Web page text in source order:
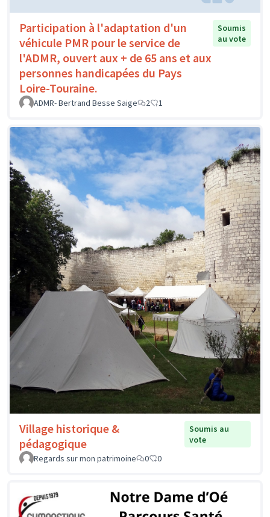
Participation à l'adaptation d'un
véhicule PMR pour le service de
l'ADMR, ouvert aux + de 65 ans et aux
personnes handicapées du Pays
Loire-Touraine.
Soumis
au vote
ADMR- Bertrand Besse Saige 2 1
Village historique &
pédagogique
Soumis au
vote
Regards sur mon patrimoine
0 0